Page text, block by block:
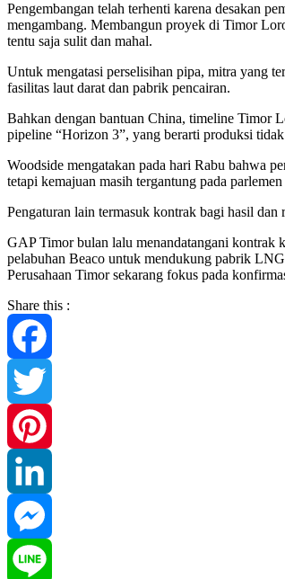
Pengembangan telah terhenti karena desakan
mengambang. Membangun proyek di Timor
tentu saja sulit dan mahal.
Untuk mengatasi perselisihan pipa, mitra yang
fasilitas laut darat dan pabrik pencairan.
Bahkan dengan bantuan China, timeline Timor
pipeline “Horizon 3”, yang berarti produksi
Woodside mengatakan pada hari Rabu bahwa
tetapi kemajuan masih tergantung pada
Pengaturan lain termasuk kontrak bagi hasil
GAP Timor bulan lalu menandatangani kontrak
pelabuhan Beaco untuk mendukung pabrik
Perusahaan Timor sekarang fokus pada
Share this :
Facebook
Twitter
Pinterest
LinkedIn
Messenger